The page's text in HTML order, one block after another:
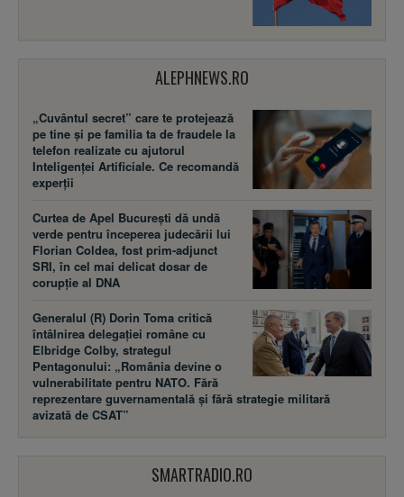
ALEPHNEWS.RO
„Cuvântul secret” care te protejează
pe tine și pe familia ta de fraudele la
telefon realizate cu ajutorul
Inteligenței Artificiale. Ce recomandă
experții
Curtea de Apel București dă undă
verde pentru începerea judecării lui
Florian Coldea, fost prim-adjunct
SRI, în cel mai delicat dosar de
corupție al DNA
Generalul (R) Dorin Toma critică
întâlnirea delegației române cu
Elbridge Colby, strategul
Pentagonului: „România devine o
vulnerabilitate pentru NATO. Fără
reprezentare guvernamentală și fără strategie militară
avizată de CSAT”
SMARTRADIO.RO